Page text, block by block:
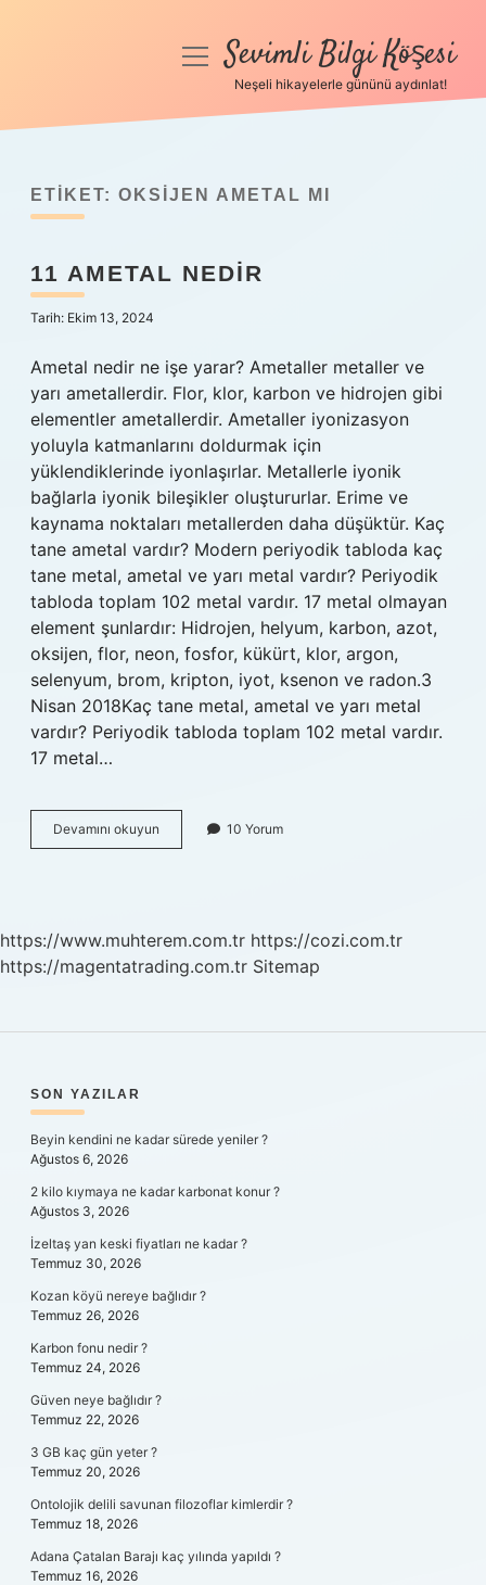
Anasayfa
Yasal Uyarı
Hakkımızda
menüyüSevimli Bilgi Köşesi
Neşeli hikayelerle gününü aydınlat!
ETIKET: OKSIJEN AMETAL MI
11 AMETAL NEDIR
Tarih: Ekim 13, 2024
Ametal nedir ne işe yarar? Ametaller metaller ve
yarı ametallerdir. Flor, klor, karbon ve hidrojen gibi
elementler ametallerdir. Ametaller iyonizasyon
yoluyla katmanlarını doldurmak için
yüklendiklerinde iyonlaşırlar. Metallerle iyonik
bağlarla iyonik bileşikler oluştururlar. Erime ve
kaynama noktaları metallerden daha düşüktür. Kaç
tane ametal vardır? Modern periyodik tabloda kaç
tane metal, ametal ve yarı metal vardır? Periyodik
tabloda toplam 102 metal vardır. 17 metal olmayan
element şunlardır: Hidrojen, helyum, karbon, azot,
oksijen, flor, neon, fosfor, kükürt, klor, argon,
selenyum, brom, kripton, iyot, ksenon ve radon.3
Nisan 2018Kaç tane metal, ametal ve yarı metal
vardır? Periyodik tabloda toplam 102 metal vardır.
17 metal…
Devamını okuyun
Ametal
10 Yorum
https://www.muhterem.com.tr https://cozi.com.tr
https://magentatrading.com.tr Sitemap
SIDEBAR
SON YAZILAR
Beyin kendini ne kadar sürede yeniler ?
Ağustos 6, 2026
2 kilo kıymaya ne kadar karbonat konur ?
Ağustos 3, 2026
İzeltaş yan keski fiyatları ne kadar ?
Temmuz 30, 2026
Kozan köyü nereye bağlıdır ?
Temmuz 26, 2026
Karbon fonu nedir ?
Temmuz 24, 2026
Güven neye bağlıdır ?
Temmuz 22, 2026
3 GB kaç gün yeter ?
Temmuz 20, 2026
Ontolojik delili savunan filozoflar kimlerdir ?
Temmuz 18, 2026
Adana Çatalan Barajı kaç yılında yapıldı ?
Temmuz 16, 2026